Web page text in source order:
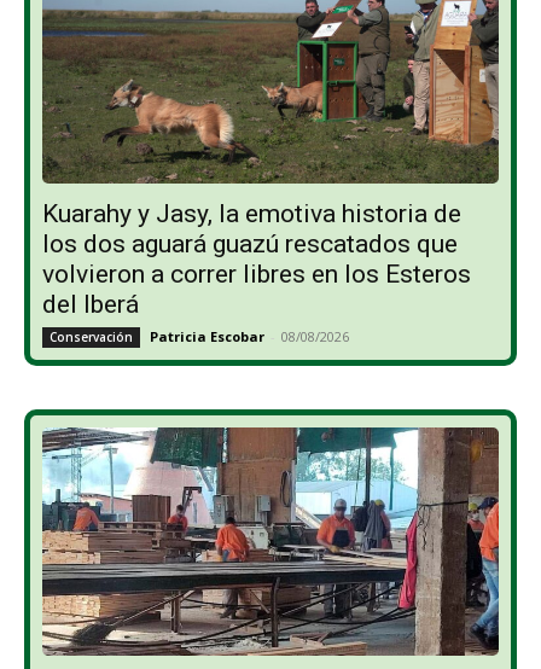
Kuarahy y Jasy, la emotiva historia de
los dos aguará guazú rescatados que
volvieron a correr libres en los Esteros
del Iberá
Conservación Patricia Escobar - 08/08/2026